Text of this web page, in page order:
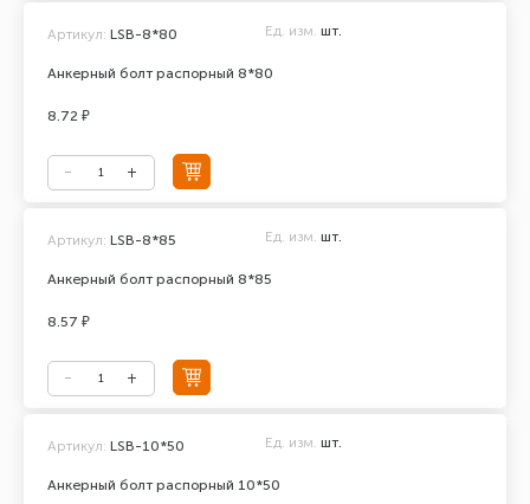
Анкерный болт распорный 8*80
Артикул: LSB-8*80 Ед. изм. шт.
8.72 ₽
Анкерный болт распорный 8*85
Артикул: LSB-8*85 Ед. изм. шт.
8.57 ₽
Анкерный болт распорный 10*50
Артикул: LSB-10*50 Ед. изм. шт.